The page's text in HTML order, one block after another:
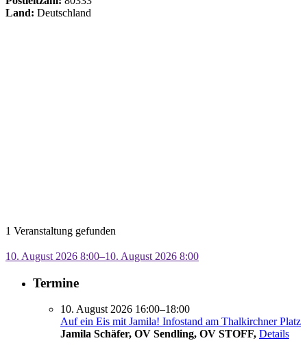
Land: Deutschland
1 Veranstaltung gefunden
10. August 2026 8:00–10. August 2026 8:00
Termine
10. August 2026 16:00–18:00
Auf ein Eis mit Jamila! Infostand am Thalkirchner Platz
Jamila Schäfer, OV Sendling, OV STOFF, Details